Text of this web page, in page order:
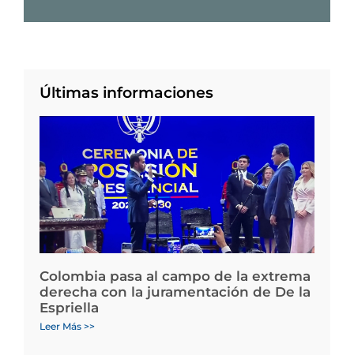
Últimas informaciones
Colombia pasa al campo de la extrema
derecha con la juramentación de De la
Espriella
Leer Más >>